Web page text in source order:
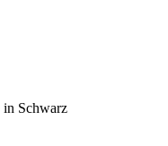
Schwarz